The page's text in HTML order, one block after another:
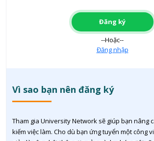
Vì sao bạn nên đăng ký
Tham gia University Network sẽ giúp bạn nâng
kiếm việc làm. Cho dù bạn ứng tuyển một công
Đăng ký
--Hoặc--
Đăng nhập